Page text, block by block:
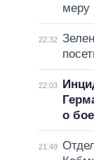
меру
22:32
22:03
о
21:49